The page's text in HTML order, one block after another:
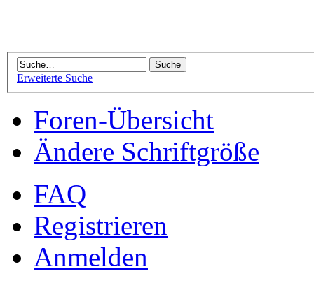
Erweiterte Suche
Foren-Übersicht
Ändere Schriftgröße
FAQ
Registrieren
Anmelden